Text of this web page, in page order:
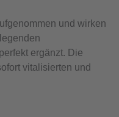
und wirken
ergänzt. Die
vitalisierten und